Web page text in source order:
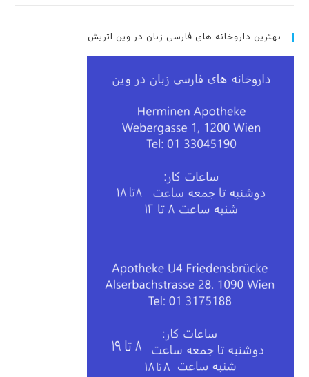
بهترین داروخانه های فارسی زبان در وین اتریش